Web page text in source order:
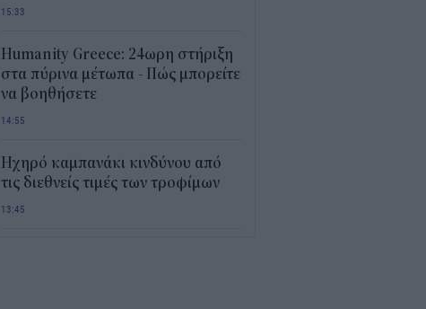
15:33
Humanity Greece: 24ωρη στήριξη
στα πύρινα μέτωπα - Πώς μπορείτε
να βοηθήσετε
14:55
Ηχηρό καμπανάκι κινδύνου από
τις διεθνείς τιμές των τροφίμων
13:45